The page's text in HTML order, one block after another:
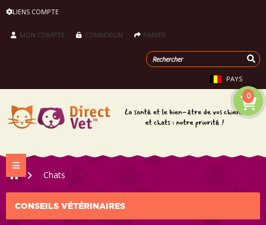
LIENS COMPTE
MON COMPTE CONNEXION PANIER
PAYS
0
Navigation bascule
>
Chats
CONSEILS VÉTÉRINAIRES